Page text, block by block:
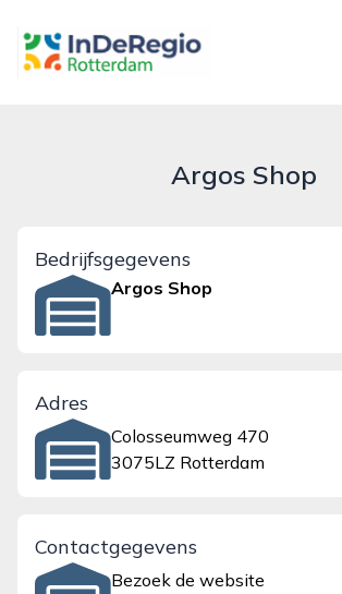
inderegiorotterdam.nl
Argos Shop
Bedrijfsgegevens
Argos Shop
Adres
Colosseumweg 470
3075LZ Rotterdam
Contactgegevens
Bezoek de website